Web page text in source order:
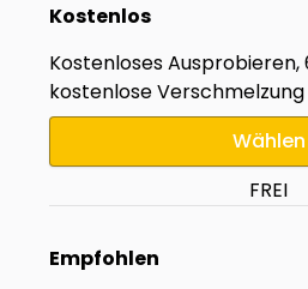
Kostenlos
Kostenloses Ausprobieren,
kostenlose Verschmelzung
Wählen
FREI
Empfohlen